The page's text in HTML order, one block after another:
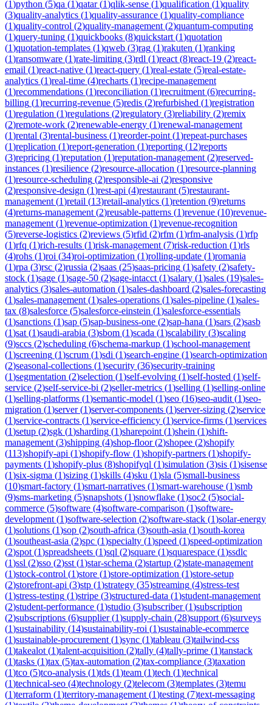
(1)python (5)qa (1)qatar(1)qlik-sense (1)qualification (1)quality
(3)quality-analytics (1)quality-assurance (1)quality-compliance
(1)quality-control (2)quality-management (2)quantum-computing
(1)query-tuning (1)quickbooks (8)quickstart (1)quotation
(1)quotation-templates (1)qweb (3)rag (1)rakuten (1)ranking
(1)ransomware (1)rate-limiting (3)rdl (1)react (8)react-19 (2)react-
email (1)react-native (1)react-query (1)real-estate (5)real-estate-
analytics (1)real-time (4)recharts (1)recipe-management
(1)recommendations (1)reconciliation (1)recruitment (6)recurring-
billing (1)recurring-revenue (5)redis (2)refurbished (1)registration
(1)regulation (1)regulations (2)regulatory (3)reliability (2)remix
(2)remote-work (2)renewable-energy (1)renewal-management
(1)rental (3)rental-business (1)reorder-point (1)repeat-purchases
(1)replication (1)report-generation (1)reporting (12)reports
(3)repricing (1)reputation (1)reputation-management (2)reserved-
instances (1)resilience (2)resource-allocation (1)resource-planning
(1)resource-scheduling (2)responsible-ai (2)responsive
(2)responsive-design (1)rest-api (4)restaurant (5)restaurant-
management (1)retail (13)retail-analytics (1)retention (9)returns
(4)returns-management (2)reusable-patterns (1)revenue (10)revenue-
management (1)revenue-optimization (1)revenue-recognition
(5)reverse-logistics (2)reviews (5)rfid (2)rfm (1)rfm-analysis (1)rfp
(1)rfq (1)rich-results (1)risk-management (7)risk-reduction (1)rls
(4)rohs (1)roi (34)roi-optimization (1)rolling-update (1)romania
(1)rpa (3)rsc (2)russia (2)saas (25)saas-pricing (1)safety (2)safety-
stock (1)sage (1)sage-50 (2)sage-intacct (1)salary (1)sales (19)sales-
analytics (3)sales-automation (1)sales-dashboard (2)sales-forecasting
(1)sales-management (1)sales-operations (1)sales-pipeline (1)sales-
tax (8)salesforce (5)salesforce-einstein (1)salesforce-essentials
(1)sanctions (1)sap (5)sap-business-one (2)sap-hana (1)sars (2)sasb
(1)sat (1)saudi-arabia (3)sbom (1)scada (1)scalability (3)scaling
(9)sccs (2)scheduling (6)schema-markup (1)school-management
(1)screening (1)scrum (1)sdi (1)search-engine (1)search-optimization
(2)seasonal-collections (1)security (36)security-training
(1)segmentation (2)selection (1)self-evolving (1)self-hosted (1)self-
service (2)self-service-bi (2)seller-metrics (1)selling (1)selling-online
(1)selling-platforms (1)semantic-model (1)seo (16)seo-audit (1)seo-
migration (1)server(1)server-components (1)server-sizing (2)service
(1)service-contracts (1)service-efficiency (1)service-firms (1)services
(1)setup (2)sgk (1)sharding (1)sharepoint (1)shein (1)shift-
management (3)shipping (4)shop-floor(2)shopee (2)shopify
(113)shopify-api (1)shopify-flow (1)shopify-partners (1)shopify-
payments (1)shopify-plus (8)shopifyql (1)simulation (3)sis (1)sisense
(1)six-sigma (1)sizing (1)skills (4)sku (1)sla (5)small-business
(10)smart-factory (1)smart-narratives (1)smart-warehouse (1)smb
(9)sms-marketing (5)snapshots (1)snowflake (1)soc2 (5)social-
commerce (5)software (4)software-comparison (1)software-
development (1)software-selection (2)software-stack (1)solar-energy
(1)solutions (1)sop (2)south-africa (3)south-asia (1)south-korea
(1)southeast-asia (2)spc (1)specialty (1)speed (1)speed-optimization
(2)spot (1)spreadsheets (1)sql (2)square (1)squarespace (1)ssdlc
(1)ssl (2)sso (2)sst (1)star-schema (2)startup (2)state-management
(1)stock-control (1)store (1)store-optimization (1)store-setup
(2)storefront-api (3)stp (1)strategy (35)streaming (4)stress-test
(1)stress-testing (1)stripe (3)structured-data (1)student-management
(2)student-performance (1)studio (3)subscriber(1)subscription
(2)subscriptions (6)supplier(1)supply-chain (28)support (6)surveys
(1)sustainability (14)sustainability-roi (1)sustainable-ecommerce
(1)sustainable-procurement (1)sync (1)tableau (3)tailwind-css
(1)takealot (1)talent-acquisition (2)tally (4)tally-prime (1)tanstack
(1)tasks (1)tax (5)tax-automation (2)tax-compliance (3)taxation
(1)tco (5)tco-analysis (1)tds (1)team (1)tech (1)technical
(1)technical-seo (4)technology (2)telecom (3)templates (3)temu
(1)terraform (1)territory-management (1)testing (7)text-messaging